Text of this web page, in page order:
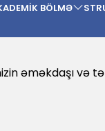
BÖLMƏ
əməkdaşı və